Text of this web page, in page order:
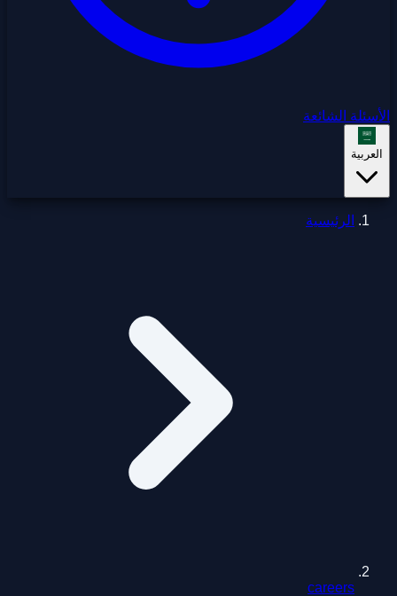
الأسئلة الشائعة
العربية
الرئيسية
careers